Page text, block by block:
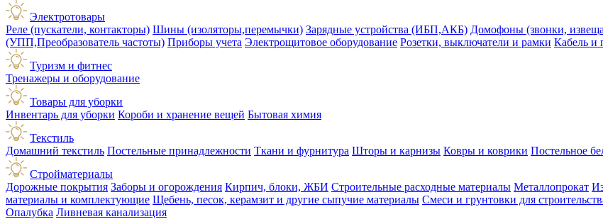
Электротовары
Реле (пускатели, контакторы) Шины (изоляторы,перемычки) Зарядные устройства (ИБП,АКБ) Домофоны (звонки,
(УПП,Преобразователь частоты) Приборы учета Электрощитовое оборудование Розетки, выключатели и рамки Кабель и
Туризм и фитнес
Тренажеры и оборудование
Товары для уборки
Инвентарь для уборки Короби и хранение вещей Бытовая химия
Текстиль
Домашний текстиль Постельные принадлежности Ткани и фурнитура Шторы и карнизы Ковры и коврики Постельное
Стройматериалы
Дорожные покрытия Заборы и огорождения Кирпич, блоки, ЖБИ Строительные расходные материалы Металлопрокат
материалы и комплектующие Щебень, песок, керамзит и другие сыпучие материалы Смеси и грунтовки для
Опалубка Ливневая канализация